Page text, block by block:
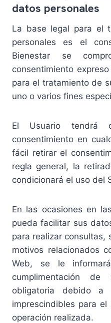
datos personales
La base legal para el
personales es el
Bienestar se
consentimiento
para el tratamiento de
uno o varios fines
El Usuario tendrá
consentimiento en
fácil retirar el
regla general, la
condicionará el uso del
En las ocasiones en
pueda facilitar sus
para realizar consultas,
motivos relacionados
Web, se le
cumplimentación
obligatoria debido a
imprescindibles para
operación realizada.